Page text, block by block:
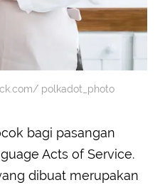
polkadot_photo
bagi pasangan
Acts of Service.
dibuat merupakan